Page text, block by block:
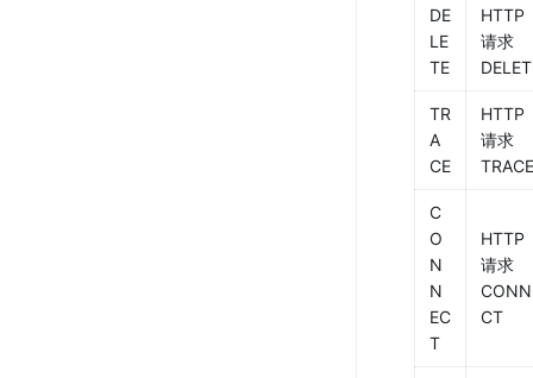
DE
LE
TE
HTTP
请求
TR
A
CE
HTTP
请求
TRACE
C
O
N
N
EC
T
HTTP
请求
CT